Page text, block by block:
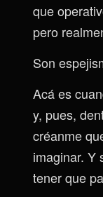
que
pero
Son
Acá es
y, pues,
créanme
imaginar. Y
tener que